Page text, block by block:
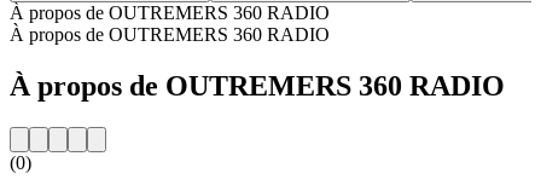
À propos de OUTREMERS 360 RADIO
À propos de OUTREMERS 360 RADIO
À propos de OUTREMERS 360 RADIO
(0)